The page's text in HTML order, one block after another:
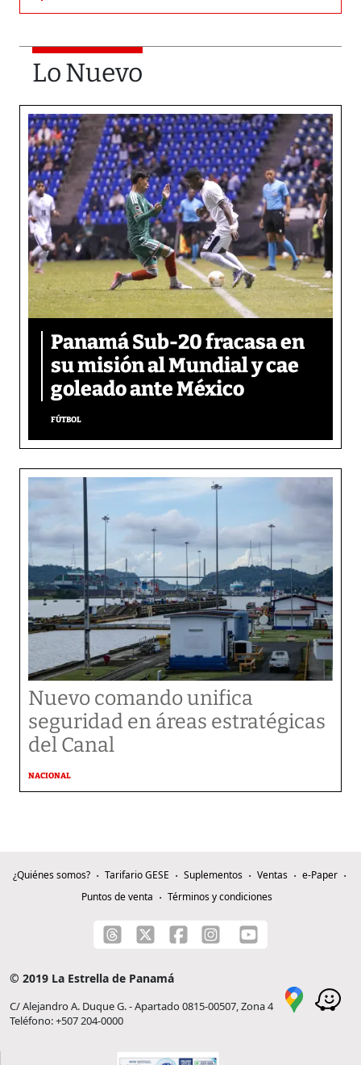
Lo Nuevo
Panamá Sub-20 fracasa en
su misión al Mundial y cae
goleado ante México
FÚTBOL
Nuevo comando unifica
seguridad en áreas estratégicas
del Canal
NACIONAL
¿Quiénes somos? Tarifario GESE Suplementos Ventas
e-Paper
Puntos de venta
Términos y condiciones
© 2019 La Estrella de Panamá
C/ Alejandro A. Duque G. - Apartado 0815-00507, Zona 4
Teléfono: +507 204-0000